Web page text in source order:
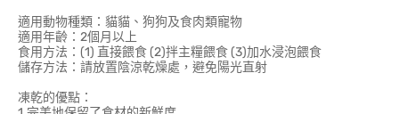
適用動物種類：貓貓、狗狗及食肉類寵物
適用年齡：2個月以上
食用方法：(1) 直接餵食 (2)拌主糧餵食 (3)加水浸泡餵食
儲存方法：請放置陰涼乾燥處，避免陽光直射
凍乾的優點：